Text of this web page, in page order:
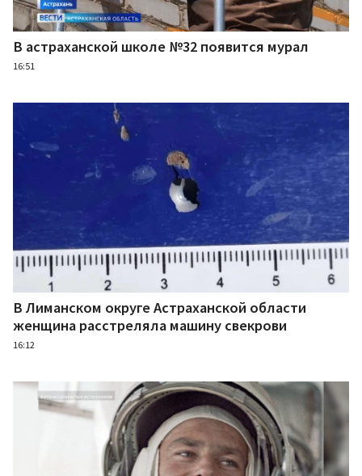
В астраханской школе №32 появится мурал
16:51
В Лиманском округе Астраханской области
женщина расстреляла машину свекрови
16:12